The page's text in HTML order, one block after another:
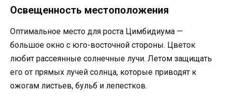
Освещенность местоположения
Оптимальное место для роста Цимбидиума —
большое окно с юго-восточной стороны. Цветок
любит рассеянные солнечные лучи. Летом защищать
его от прямых лучей солнца, которые приводят к
ожогам листьев, бульб и лепестков.